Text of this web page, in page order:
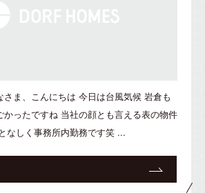
さま、こんにちは 今日は台風気候 岩倉も
かったですね 当社の顔とも言える表の物件
なしく事務所内勤務です笑 ...